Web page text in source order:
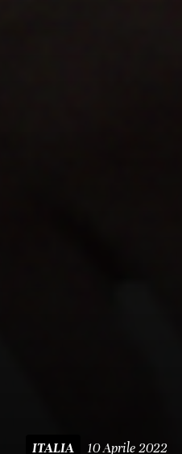
ITALIA 10 Aprile 2022